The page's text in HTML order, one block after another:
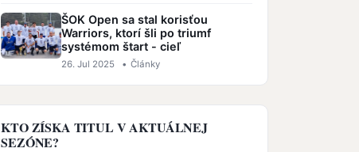
ŠOK Open sa stal korisťou
Warriors, ktorí šli po triumf
systémom štart - cieľ
26. Jul 2025 • Články
KTO ZÍSKA TITUL V AKTUÁLNEJ
SEZÓNE?